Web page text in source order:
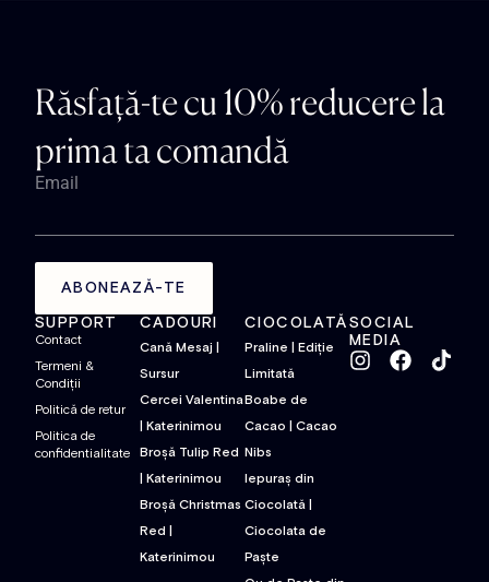
Răsfață-te cu 10% reducere la
prima ta comandă
Email
ABONEAZĂ-TE
SUPPORT
Contact
Termeni &
Condiții
Politică de retur
Politica de
confidentialitate
CADOURI
Cană Mesaj |
Sursur
Cercei Valentina
| Katerinimou
Broșă Tulip Red
| Katerinimou
Broșă Christmas
Red |
Katerinimou
CIOCOLATĂ
Praline | Ediție
Limitată
Boabe de
Cacao | Cacao
Nibs
Iepuraș din
Ciocolată |
Ciocolata de
Paște
SOCIAL
MEDIA